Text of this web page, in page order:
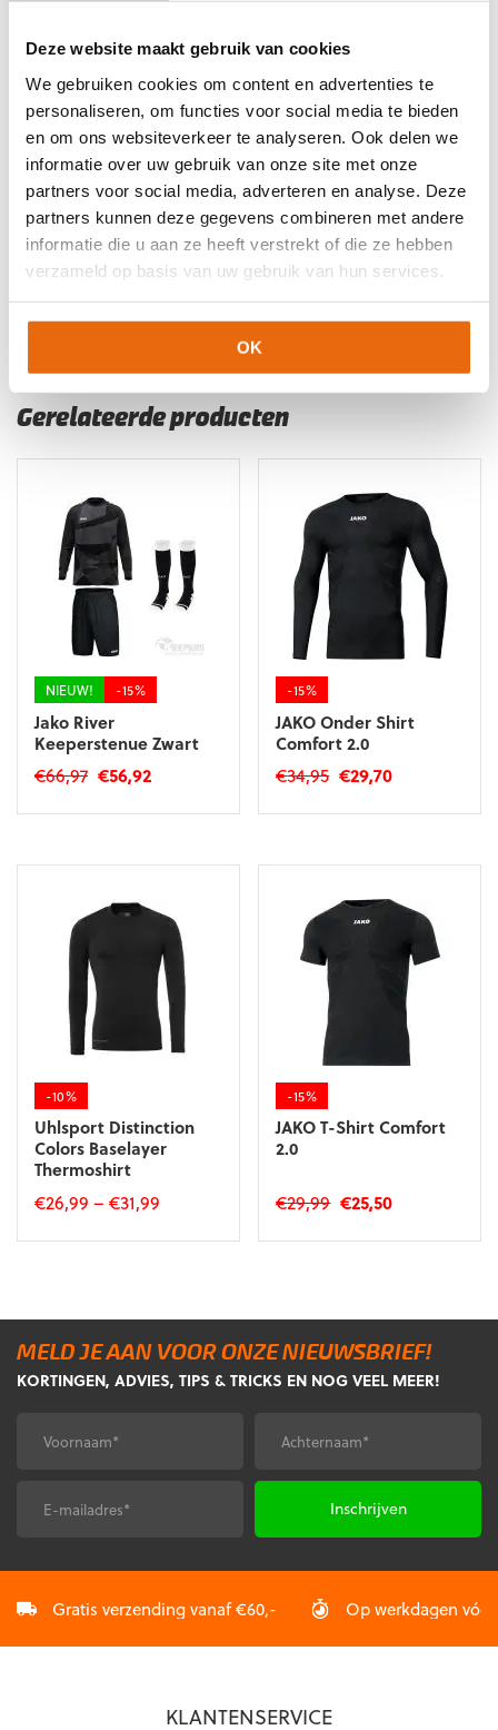
Deze website maakt gebruik van cookies
We gebruiken cookies om content en advertenties te
personaliseren, om functies voor social media te bieden
en om ons websiteverkeer te analyseren. Ook delen we
informatie over uw gebruik van onze site met onze
partners voor social media, adverteren en analyse. Deze
partners kunnen deze gegevens combineren met andere
informatie die u aan ze heeft verstrekt of die ze hebben
verzameld op basis van uw gebruik van hun services.
OK
Artikelnummers
EAN code
Eigenschappen
4099803184495
Maat: 140
4099803184501
Maat: 152
4099803184556
Maat: S
4099803184549
Maat: M
4099803184532
Maat: L
Maat: XL
4099803184570
Maat: XXL
Let op!Houd rekening met 1-2 werkdagen extra levertijd
voor bedrukte artikelen.
Bedrukte artikelen kunnen wij helaas niet terugnemen.
Artikelnummer:100531742 Categorieën:Keeperskleding,
Keeperstenue,Keeperstenue kind,Nieuw, Senior
Keeperstenue,Uhlsport Keeperskleding
Gerelateerde producten
NIEUW! -15%
Jako River
Keeperstenue Zwart
€66,97 Oorspronkelijke
€56,92Huidige
Dit
variaties.
Deze
optie
gekozen
worden
de
productpagina
-15%
JAKO Onder Shirt
Comfort 2.0
€34,95 Oorspronkelijke
€29,70Huidige
Dit
variaties.
Deze
optie
gekozen
worden
de
productpagina
-10%
Uhlsport Distinction
Colors Baselayer
Thermoshirt
€26,99 – €31,99
Dit
Deze
optie
gekozen
worden
de
-15%
JAKO T-Shirt Comfort
2.0
€29,99 Oorspronkelijke
€25,50Huidige
Dit
Deze
optie
gekozen
worden
op
MELD JE AAN VOOR ONZE NIEUWSBRIEF!
KORTINGEN, ADVIES, TIPS & TRICKS EN NOG VEEL MEER!
Voornaam* Achternaam*
Gratis verzending vanaf €60,- Op werkdagen
KLANTENSERVICE